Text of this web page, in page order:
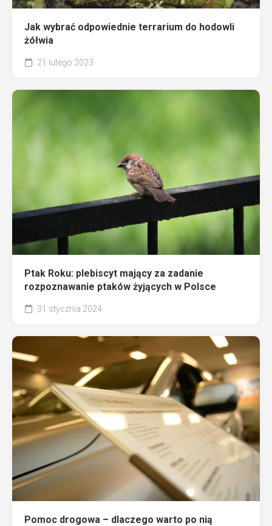
Jak wybrać odpowiednie terrarium do hodowli
żółwia
21 lutego 2023
Ptak Roku: plebiscyt mający za zadanie
rozpoznawanie ptaków żyjących w Polsce
31 stycznia 2024
Pomoc drogowa – dlaczego warto po nią